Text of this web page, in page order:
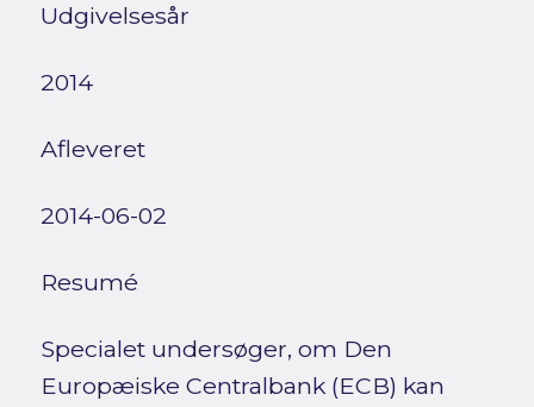
Udgivelsesår
2014
Afleveret
2014-06-02
Resumé
Specialet undersøger, om Den
Europæiske Centralbank (ECB) kan